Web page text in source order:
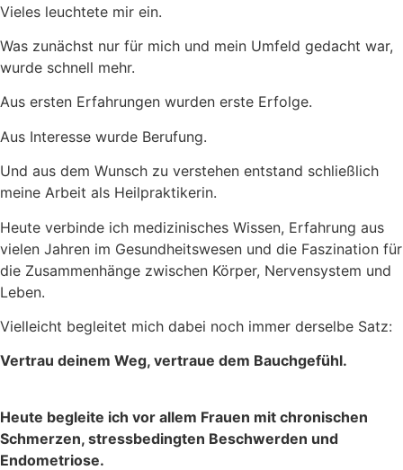
Vieles leuchtete mir ein.
Was zunächst nur für mich und mein Umfeld gedacht war,
wurde schnell mehr.
Aus ersten Erfahrungen wurden erste Erfolge.
Aus Interesse wurde Berufung.
Und aus dem Wunsch zu verstehen entstand schließlich
meine Arbeit als Heilpraktikerin.
Heute verbinde ich medizinisches Wissen, Erfahrung aus
vielen Jahren im Gesundheitswesen und die Faszination für
die Zusammenhänge zwischen Körper, Nervensystem und
Leben.
Vielleicht begleitet mich dabei noch immer derselbe Satz:
Vertrau deinem Weg, vertraue dem Bauchgefühl.
Heute begleite ich vor allem Frauen mit chronischen
Schmerzen, stressbedingten Beschwerden und
Endometriose.